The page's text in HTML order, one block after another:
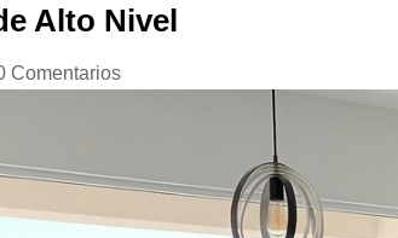
Alto Nivel
Comentarios